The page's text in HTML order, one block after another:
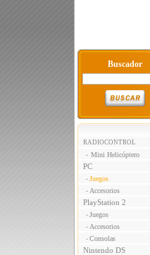
Buscador
RADIOCONTROL
- Mini Helicóptero
PC
- Juegos
- Accesorios
PlayStation 2
- Juegos
- Accesorios
- Consolas
Nintendo DS